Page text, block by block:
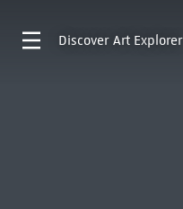
Discover Art Explorer